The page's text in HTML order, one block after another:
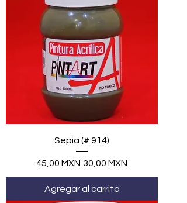
Sepia (# 914)
Precio
45,00 MXN Precio de oferta
30,00 MXN
Agregar al carrito